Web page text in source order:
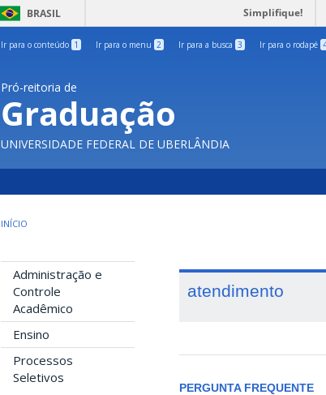
BRASIL Simplifique!
Ir para o conteúdo 1 Ir para o menu 2 Ir para a busca 3 Ir para o rodapé
Pró-reitoria de
Graduação
UNIVERSIDADE FEDERAL DE UBERLÂNDIA
INÍCIO
Administração e
Controle
Acadêmico
Ensino
Processos
Seletivos
atendimento
PERGUNTA FREQUENTE